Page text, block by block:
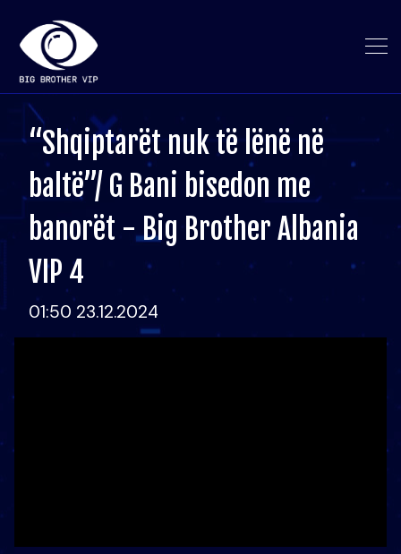
“Shqiptarët nuk të lënë në
baltë”/ G Bani bisedon me
banorët - Big Brother Albania
VIP 4
01:50 23.12.2024